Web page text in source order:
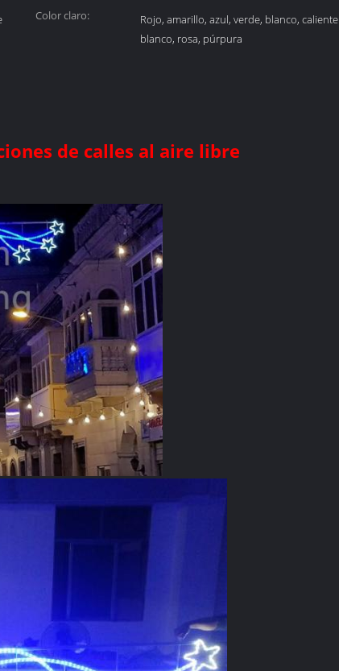
Color claro:
Rojo, amarillo, azul, verde, blanco, caliente
blanco, rosa, púrpura
de calles al aire libre